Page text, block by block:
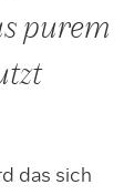
purem
das sich